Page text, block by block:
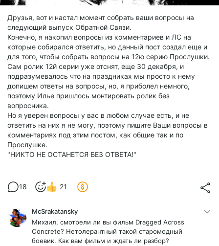
Друзья, вот и настал момент собрать ваши вопросы на
следующий выпуск Обратной Связи.
Конечно, я накопил вопросы из комментариев и ЛС на
которые собирался ответить, но данный пост создал еще и
для того, чтобы собрать вопросы на 12ю серию Прослушки.
Сам ролик 12й серии уже отснят, еще 30 декабря, и
подразумевалось что на праздниках мы просто к нему
допишем ответы на вопросы, но, я приболел немного,
поэтому Илье пришлось монтировать ролик без
вопросника.
Но я уверен вопросы у вас в любом случае есть, и не
ответить на них я не могу, поэтому пишите Ваши вопросы в
комментариях под этим постом, как общие так и по
Прослушке.
"НИКТО НЕ ОСТАНЕТСЯ БЕЗ ОТВЕТА!"
18 21
McSrakatansky
Михаил, смотрели ли вы фильм Dragged Across
Concrete? Нетолерантный такой старомодный
боевик. Как вам фильм и ждать ли разбор?